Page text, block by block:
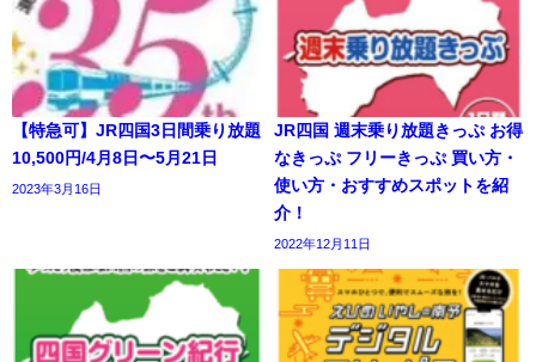
【特急可】JR四国3日間乗り放題
10,500円/4月8日〜5月21日
2023年3月16日
JR四国 週末乗り放題きっぷ お得
なきっぷ フリーきっぷ 買い方・
使い方・おすすめスポットを紹
介！
2022年12月11日